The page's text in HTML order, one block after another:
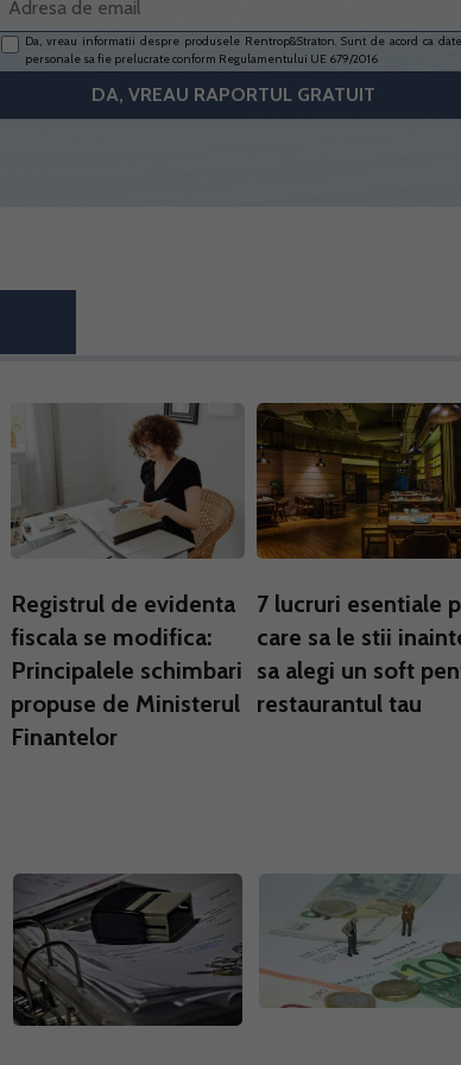
Da, vreau informatii despre produsele Rentrop&Straton. Sunt de acord ca
personale sa fie prelucrate conform Regulamentului UE 679/2016
Registrul de evidenta
fiscala se modifica:
Principalele schimbari
propuse de Ministerul
Finantelor
7 lucruri esentiale
care sa le stii
sa alegi un soft
restaurantul tau